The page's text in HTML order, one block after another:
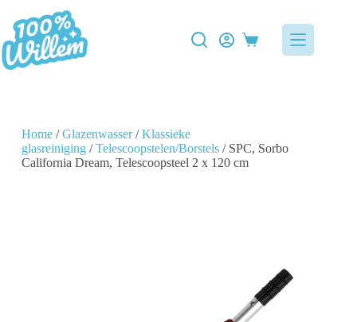
Home/Glazenwasser/Klassieke
glasreiniging/Telescoopstelen/Borstels/ SPC, Sorbo
California Dream, Telescoopsteel 2 x 120 cm